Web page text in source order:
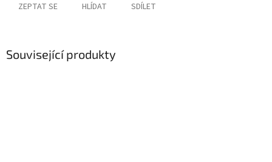
ZEPTAT SE HLÍDAT SDÍLET
Související produkty